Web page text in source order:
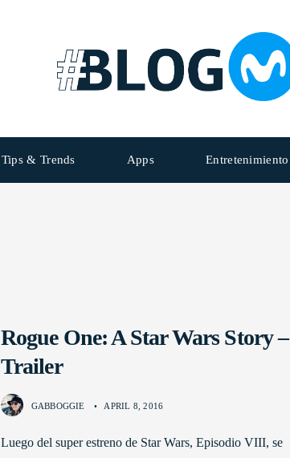
Tips & Trends Apps Entretenimiento
Rogue One: A Star Wars Story –
Trailer
GABBOGGIE • APRIL 8, 2016
Luego del super estreno de Star Wars, Episodio VIII, se